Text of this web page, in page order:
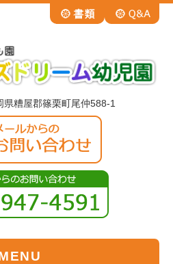
糟屋郡篠栗町尾仲588-1